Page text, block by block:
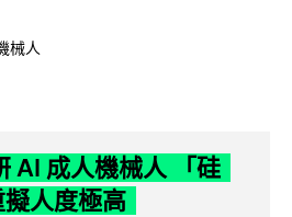
械人
AI 成人機械人 「硅
人度極高